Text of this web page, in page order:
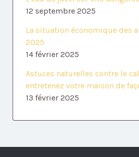
12 septembre 2025
La situation économique des
2025
14 février 2025
Astuces naturelles contre le
entretenez votre maison de
13 février 2025